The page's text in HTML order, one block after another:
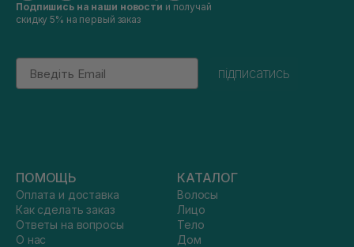
Подпишись на наши новости и получай
скидку 5% на первый заказ
Email
підписатись
ПОМОЩЬ
Оплата и доставка
Как сделать заказ
Ответы на вопросы
О нас
КАТАЛОГ
Волосы
Лицо
Тело
Дом